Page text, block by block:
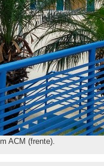
ACM (frente).